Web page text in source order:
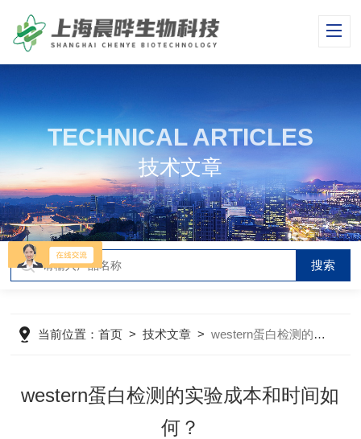
TECHNICAL ARTICLES
技术文章
当前位置：首页 >技术文章 >western蛋白检测的实验成本和时间如何？
western蛋白检测的实验成本和时间如
何？